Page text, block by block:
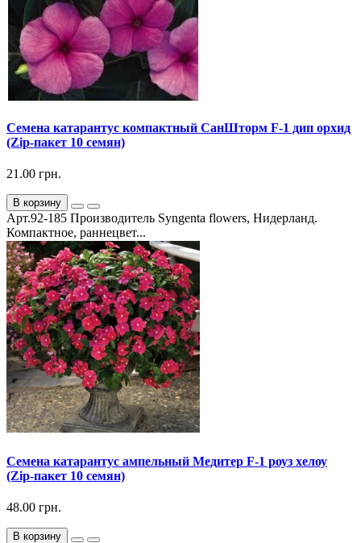
Семена катарантус компактный СанШторм F-1 дип орхид
(Zip-пакет 10 семян)
21.00 грн.
В корзину
Арт.92-185 Производитель Syngenta flowers, Нидерланд.
Компактное, раннецвет...
Семена катарантус ампельный Медитер F-1 роуз хелоу
(Zip-пакет 10 семян)
48.00 грн.
В корзину